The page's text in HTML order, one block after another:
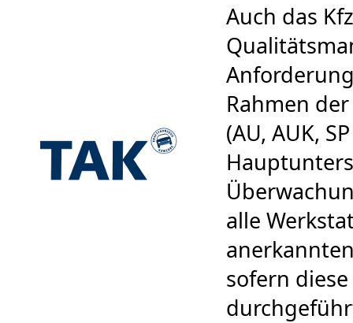
Auch das
Rahmen
(AU, AUK,
alle
sofern